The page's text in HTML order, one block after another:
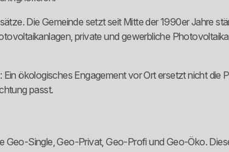
Die Gemeinde setzt seit Mitte der 1990er Jahre
private und gewerbliche
ökologisches Engagement vor Ort ersetzt nicht
passt.
Geo-Single, Geo-Privat, Geo-Profi und Geo-Öko.